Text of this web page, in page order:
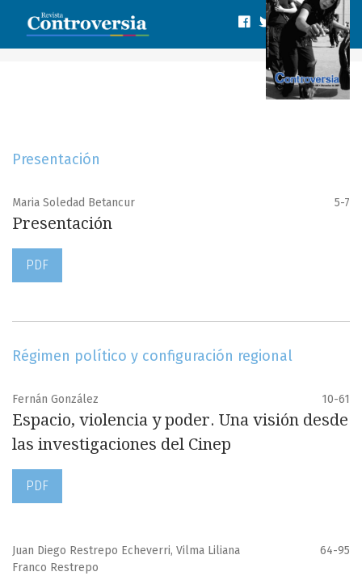
Núm. 189 (2007)
Presentación
Maria Soledad Betancur 5-7
Presentación
PDF
Régimen político y configuración regional
Fernán González 10-61
Espacio, violencia y poder. Una visión desde
las investigaciones del Cinep
PDF
Juan Diego Restrepo Echeverri, Vilma Liliana
Franco Restrepo
64-95